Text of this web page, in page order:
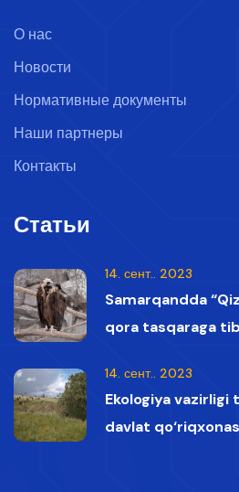
О нас
Новости
Нормативные документы
Наши партнеры
Контакты
Статьи
14. сент.. 2023
Samarqandda
qora tasqaraga
14. сент.. 2023
Ekologiya vazirligi
davlat